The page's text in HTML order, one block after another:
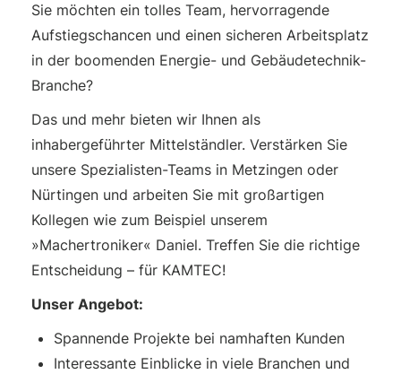
Sie möchten ein tolles Team, hervorragende
Aufstiegschancen und einen sicheren Arbeitsplatz
in der boomenden Energie- und Gebäudetechnik-
Branche?
Das und mehr bieten wir Ihnen als
inhabergeführter Mittelständler. Verstärken Sie
unsere Spezialisten-Teams in Metzingen oder
Nürtingen und arbeiten Sie mit großartigen
Kollegen wie zum Beispiel unserem
»Machertroniker« Daniel. Treffen Sie die richtige
Entscheidung – für KAMTEC!
Unser Angebot:
Spannende Projekte bei namhaften Kunden
Interessante Einblicke in viele Branchen und